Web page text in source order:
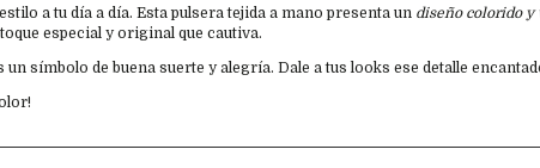
a tu día a día. Esta pulsera tejida a mano presenta un diseño colorido y
especial y original que cautiva.
símbolo de buena suerte y alegría. Dale a tus looks ese detalle